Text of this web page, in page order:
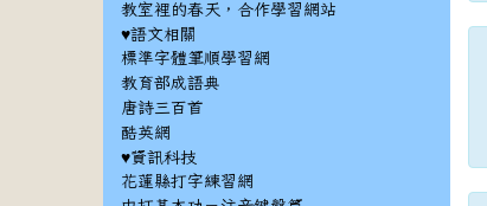
教室裡的春天，合作學習網站
♥語文相關
標準字體筆順學習網
教育部成語典
唐詩三百首
酷英網
♥資訊科技
花蓮縣打字練習網